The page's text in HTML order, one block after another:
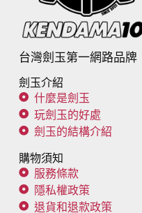
台灣劍玉第一網路品牌
劍玉介紹
什麼是劍玉
玩劍玉的好處
劍玉的結構介紹
購物須知
服務條款
隱私權政策
退貨和退款政策